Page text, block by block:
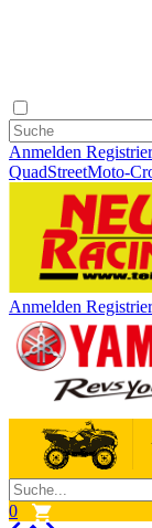
Anmelden
QuadStreetMoto-
Anmelden
0